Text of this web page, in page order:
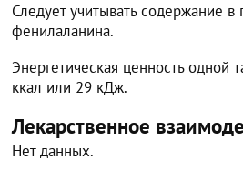
Следует учитывать содержание в
фенилаланина.
Энергетическая ценность одной
ккал или 29 кДж.
Лекарственное
Нет данных.